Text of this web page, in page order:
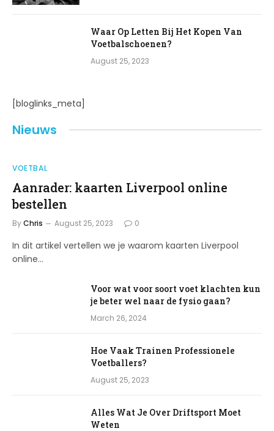
Waar Op Letten Bij Het Kopen Van
Voetbalschoenen?
August 25, 2023
[bloglinks_meta]
Nieuws
VOETBAL
Aanrader: kaarten Liverpool online
bestellen
ByChris August 25, 2023 0
In dit artikel vertellen we je waarom kaarten Liverpool
online…
Voor wat voor soort voet klachten kun
je beter wel naar de fysio gaan?
March 26, 2024
Hoe Vaak Trainen Professionele
Voetballers?
August 25, 2023
Alles Wat Je Over Driftsport Moet
Weten